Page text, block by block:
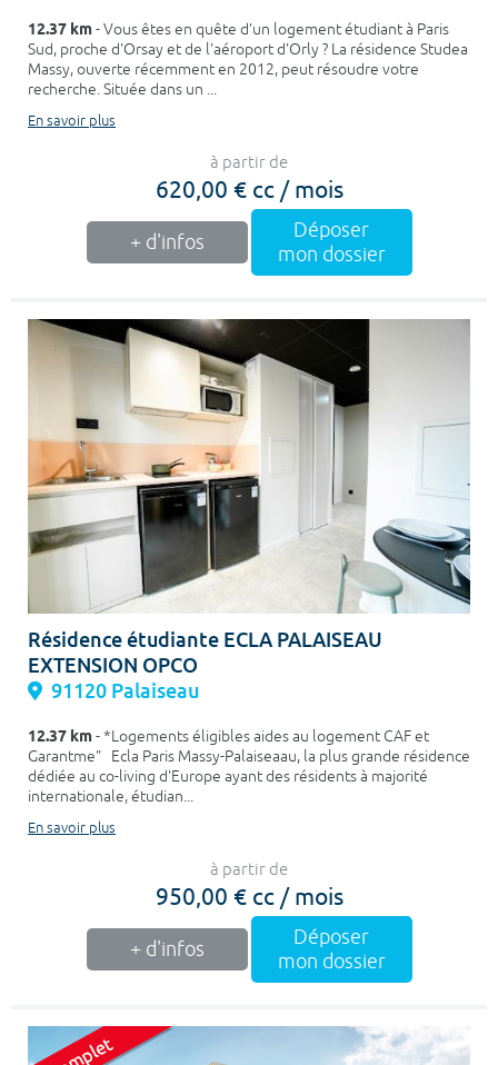
12.37 km- Vous êtes en quête d’un logement étudiant à Paris
Sud, proche d'Orsay et de l'aéroport d'Orly ? La résidence Studea
Massy, ouverte récemment en 2012, peut résoudre votre
recherche. Située dans un ...
En savoir plus
à partir de
620,00 € cc / mois
+ d'infos
Déposer
mon dossier
Résidence étudiante ECLA PALAISEAU
EXTENSION OPCO
91120 Palaiseau
12.37 km- *Logements éligibles aides au logement CAF et
Garantme" Ecla Paris Massy-Palaiseaau, la plus grande résidence
dédiée au co-living d'Europe ayant des résidents à majorité
internationale, étudian...
En savoir plus
à partir de
950,00 € cc / mois
+ d'infos
Déposer
mon dossier